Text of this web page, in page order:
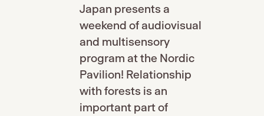
Japan presents a
weekend of audiovisual
and multisensory
program at the Nordic
Pavilion! Relationship
with forests is an
important part of